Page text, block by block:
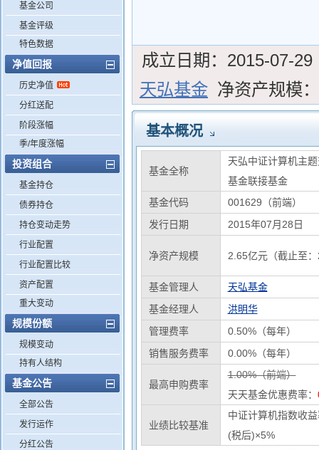
基金公司
基金评级
特色数据
净值回报
历史净值
分红送配
阶段涨幅
季/年度涨幅
投资组合
基金持仓
债券持仓
持仓变动走势
行业配置
行业配置比较
资产配置
重大变动
规模份额
规模变动
持有人结构
基金公告
全部公告
发行运作
分红公告
成立日期： 2015-07-29
天弘基金 净资产规模：
基本概况
基金全称
天弘中证计算机主
基金联接基金
基金代码
001629（前端）
发行日期
2015年07月28日
净资产规模 2.65亿元（截止至
基金管理人
天弘基金
基金经理人
洪明华
管理费率
0.50%（每年）
销售服务费率
0.00%（每年）
最高申购费率
1.00%（前端）
天天基金优惠费率：
业绩比较基准
中证计算机指数收
(税后)×5%